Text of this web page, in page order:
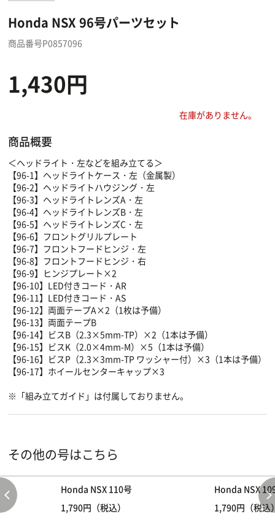
Honda NSX 96号パーツセット
商品番号P0857096
1,430円
在庫がありません。
商品概要
＜ヘッドライト・左などを組み立てる＞
【96-1】ヘッドライトケース・左（金属製）
【96-2】ヘッドライトハウジング・左
【96-3】ヘッドライトレンズA・左
【96-4】ヘッドライトレンズB・左
【96-5】ヘッドライトレンズC・左
【96-6】フロントグリルプレート
【96-7】フロントフードヒンジ・左
【96-8】フロントフードヒンジ・右
【96-9】ヒンジプレート×2
【96-10】LED付きコード・AR
【96-11】LED付きコード・AS
【96-12】両面テープA×2（1枚は予備）
【96-13】両面テープB
【96-14】ビスB（2.3×5mm-TP）×2（1本は予備）
【96-15】ビスK（2.0×4mm-M）×5（1本は予備）
【96-16】ビスP（2.3×3mm-TP ワッシャー付）×3（1本は予備）
【96-17】ホイールセンターキャップ×3
※「組み立てガイド」は付属しておりません。
その他の号はこちら
Honda NSX 110号
1,790円（税込）
Honda NSX
1,790円（税込